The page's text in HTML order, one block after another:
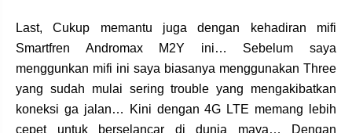
Last, Cukup memantu juga dengan kehadiran mifi
Smartfren Andromax M2Y ini… Sebelum saya
menggunkan mifi ini saya biasanya menggunakan Three
yang sudah mulai sering trouble yang mengakibatkan
koneksi ga jalan… Kini dengan 4G LTE memang lebih
cepet untuk berselancar di dunia maya… Dengan